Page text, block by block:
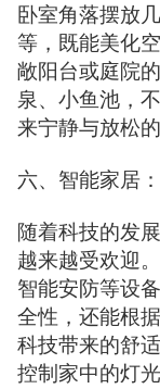
卧室角落摆放
等，既能美化
敞阳台或庭院
泉、小鱼池，
来宁静与放松的
六、智能家居
随着科技的发
越来越受欢迎
智能安防等设
全性，还能根
科技带来的舒
控制家中的灯